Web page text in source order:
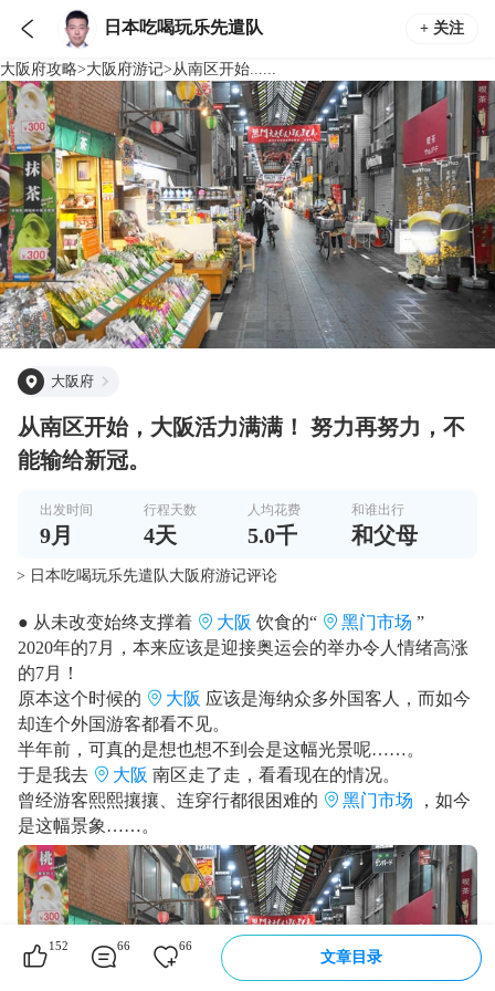
 日本吃喝玩乐先遣队 + 关注
大阪府攻略>大阪府游记>从南区开始......
大阪府
从南区开始，大阪活力满满！ 努力再努力，不
能输给新冠。
出发时间
9月
行程天数
4天
人均花费
5.0千
和谁出行
和父母
> 日本吃喝玩乐先遣队大阪府游记评论
● 从未改变始终支撑着 大阪 饮食的“ 黑门市场 ”
2020年的7月，本来应该是迎接奥运会的举办令人情绪高涨
的7月！
原本这个时候的
大阪 应该是海纳众多外国客人，而如今
却连个外国游客都看不见。
半年前，可真的是想也想不到会是这幅光景呢……。
于是我去
大阪 南区走了走，看看现在的情况。
曾经游客熙熙攘攘、连穿行都很困难的
黑门市场
，如今
是这幅景象……。
152 66 66
文章目录